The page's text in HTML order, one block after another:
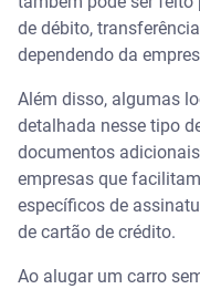
de débito,
dependendo da
Além disso, algumas
detalhada nesse tipo
documentos
empresas que
específicos de
de cartão de crédito.
Ao alugar um carro